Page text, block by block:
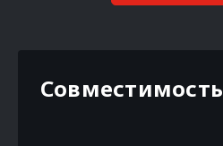
Совместимость